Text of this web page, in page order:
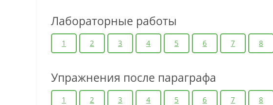
Лабораторные работы
1 2 3 4 5 6 7 8
Упражнения после параграфа
1 2 3 4 5 6 7 8